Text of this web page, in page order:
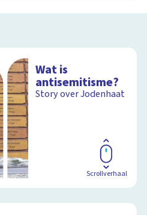
Wat is
antisemitisme?
Story over Jodenhaat
Scrollverhaal